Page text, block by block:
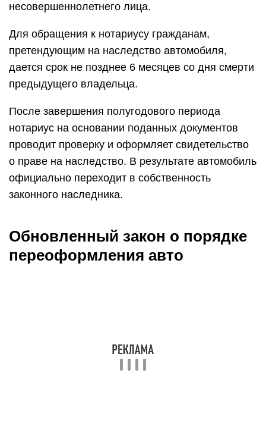
несовершеннолетнего лица.
Для обращения к нотариусу гражданам,
претендующим на наследство автомобиля,
дается срок не позднее 6 месяцев со дня смерти
предыдущего владельца.
После завершения полугодового периода
нотариус на основании поданных документов
проводит проверку и оформляет свидетельство
о праве на наследство. В результате автомобиль
официально переходит в собственность
законного наследника.
Обновленный закон о порядке
переоформления авто